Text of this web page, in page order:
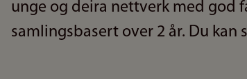
unge og deira nettverk med god
samlingsbasert over 2 år. Du